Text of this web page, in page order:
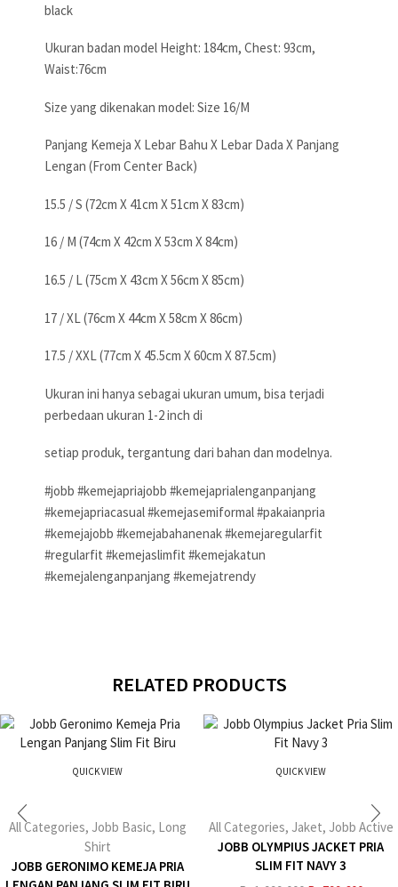
black
Ukuran badan model Height: 184cm, Chest: 93cm,
Waist:76cm
Size yang dikenakan model: Size 16/M
Panjang Kemeja X Lebar Bahu X Lebar Dada X Panjang
Lengan (From Center Back)
15.5 / S (72cm X 41cm X 51cm X 83cm)
16 / M (74cm X 42cm X 53cm X 84cm)
16.5 / L (75cm X 43cm X 56cm X 85cm)
17 / XL (76cm X 44cm X 58cm X 86cm)
17.5 / XXL (77cm X 45.5cm X 60cm X 87.5cm)
Ukuran ini hanya sebagai ukuran umum, bisa terjadi
perbedaan ukuran 1-2 inch di
setiap produk, tergantung dari bahan dan modelnya.
#jobb #kemejapriajobb #kemejaprialenganpanjang
#kemejapriacasual #kemejasemiformal #pakaianpria
#kemejajobb #kemejabahanenak #kemejaregularfit
#regularfit #kemejaslimfit #kemejakatun
#kemejalenganpanjang #kemejatrendy
RELATED PRODUCTS
QUICK VIEW
All Categories, Jobb Basic, Long
Shirt
JOBB GERONIMO KEMEJA PRIA
QUICK VIEW
All Categories, Jaket, Jobb Active
JOBB OLYMPIUS JACKET PRIA
SLIM FIT NAVY 3